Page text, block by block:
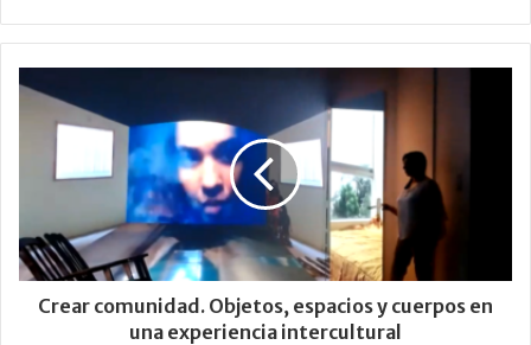
Crear comunidad. Objetos, espacios y cuerpos en
una experiencia intercultural